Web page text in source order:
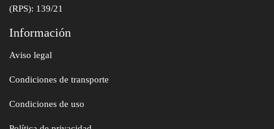
(RPS): 139/21
Información
Aviso legal
Condiciones de transporte
Condiciones de uso